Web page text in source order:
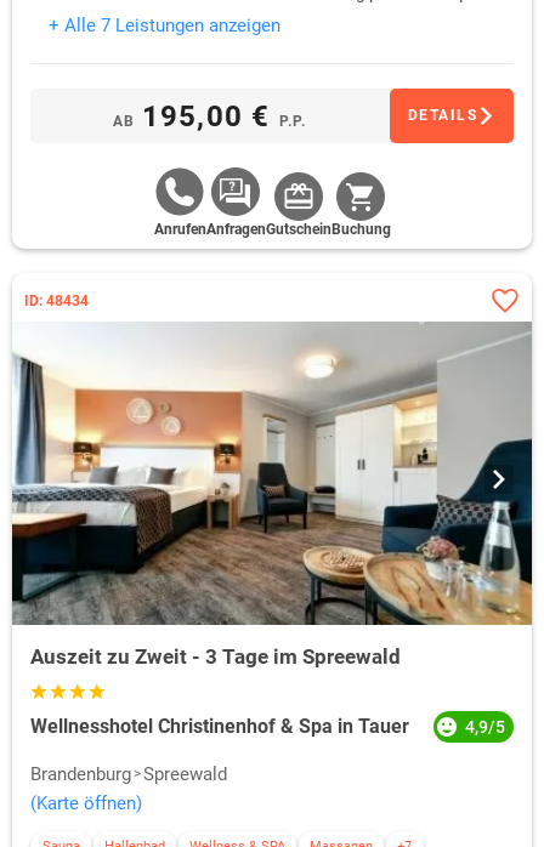
Zimmer
+ Alle 7 Leistungen anzeigen
AB 195,00 € P.P. DETAILS
AnrufenAnfragenGutschein Buchung
ID: 48434
Auszeit zu Zweit - 3 Tage im Spreewald
Wellnesshotel Christinenhof & Spa in Tauer 4,9/5
Brandenburg Spreewald
(Karte öffnen)